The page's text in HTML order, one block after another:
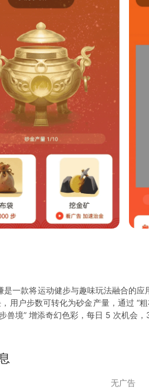
是一款将运动健步与趣味玩法融合的
，用户步数可转化为砂金产量，通过 “
兽境” 增添奇幻色彩，每日 5 次机会
（步数＞100 万 ）。它把运动健康与
助力养成良好运动习惯，开启边健步边
无广告